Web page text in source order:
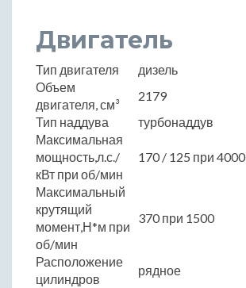
Двигатель
Тип двигателя
дизель
Объем
двигателя, см³
2179
Тип наддува
турбонаддув
Максимальная
мощность,л.с./
кВт при об/мин
170 / 125 при 4000
Максимальный
крутящий
момент,Н*м при
об/мин
370 при 1500
Расположение
цилиндров
рядное